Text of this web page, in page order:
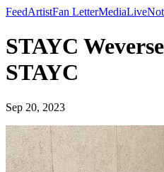
FeedArtistFan LetterMediaLive
STAYC
STAYC
Sep 20, 2023